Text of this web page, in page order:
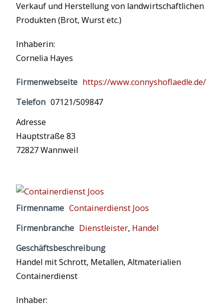
Verkauf und Herstellung von landwirtschaftlichen
Produkten (Brot, Wurst etc.)
Inhaberin:
Cornelia Hayes
Firmenwebseite https://www.connyshoflaedle.de/
Telefon 07121/509847
Adresse
Hauptstraße 83
72827 Wannweil
Firmenname Containerdienst Joos
Firmenbranche Dienstleister, Handel
Geschäftsbeschreibung
Handel mit Schrott, Metallen, Altmaterialien
Containerdienst
Inhaber: